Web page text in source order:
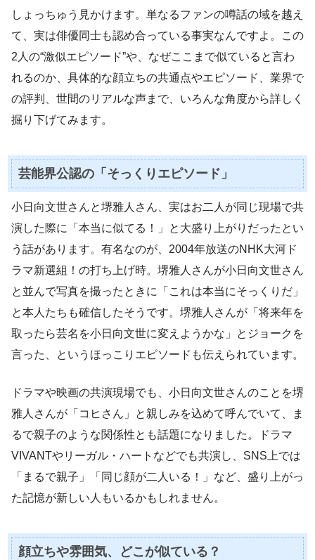
しょっちゅう見かけます。単なるファンの噂話の域を越え
て、実は俳優同士も認め合っている事実なんですよ。この
2人の“激似エピソード”や、なぜここまで似ていると言わ
れるのか、具体的な顔立ちの共通点やエピソード、業界で
の評判、世間のリアルな声まで、いろんな角度から詳しく
掘り下げてみます。
芸能界公認の「そっくりエピソード」
小日向文世さんと堺雅人さん、実はお二人が同じ現場で共
演した際に「本当に似てる！」と大盛り上がりだったとい
う話があります。有名なのが、2004年放送のNHK大河ド
ラマ新選組！の打ち上げ時。堺雅人さんが小日向文世さん
と並んで写真を撮ったときに「これは本当にそっくりだ」
と本人たちも確信したそうです。堺雅人さんが「将来年を
取ったら芸名を小日向文世に変えようかな」とジョークを
言った、というほっこりエピソードも伝えられています。
ドラマや映画の共演現場でも、小日向文世さんのことを堺
雅人さんが「コヒさん」と親しみを込めて呼んでいて、ま
るで親子のような関係性とも話題になりました。ドラマ
VIVANTやリーガル・ハートなどでも共演し、SNS上では
「まるで親子」「同じ顔が二人いる！」など、盛り上がっ
た記憶が新しい人もいるかもしれません。
顔立ちや雰囲気、どこが似ている？